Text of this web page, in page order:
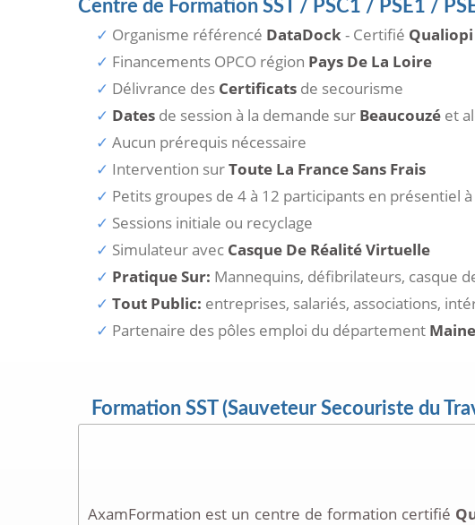
Centre de Formation SST / PSC1 / PSE1 /
Organisme référencé DataDock- Certifié Qualiopi
Financements OPCO région Pays De La Loire
Délivrance des Certificats de secourisme
Dates de session à la demande sur Beaucouzé et
Aucun prérequis nécessaire
Intervention surToute La France Sans Frais
Petits groupes de 4 à 12 participants en présentiel
Sessions initiale ou recyclage
Simulateur avec Casque De Réalité Virtuelle
Pratique Sur: Mannequins, défibrilateurs, casque
Tout Public: entreprises, salariés, associations,
Partenaire des pôles emploi du département
Formation SST (Sauveteur Secouriste du
AxamFormation est un centre de formation certifié